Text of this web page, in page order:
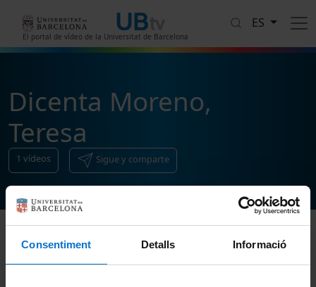
Consentiment Detalls Informació
El portal de vídeo de la Universitat de Barcelona
ES
Dicenta Moreno,
Teresa
1 vídeos Sigue y comparte
Ordenar